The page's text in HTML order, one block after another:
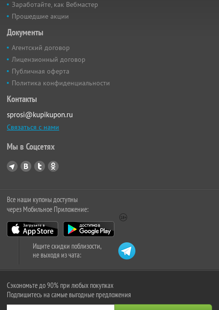
Заработайте, как Вебмастер
Прошедшие акции
Документы
Агентский договор
Лицензионный договор
Публичная оферта
Политика конфиденциальности
Контакты
sprosi@kupikupon.ru
Связаться с нами
Мы в Соцсетях
Все наши купоны доступны
через Мобильное Приложение:
Ищите скидки поблизости,
не выходя из чата:
Сэкономьте до 90% при любых покупках
Подпишитесь на самые выгодные предложения